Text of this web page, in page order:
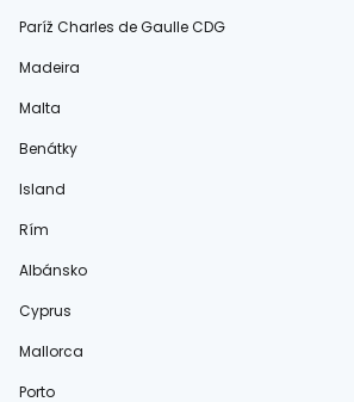
Paríž Charles de Gaulle CDG
Madeira
Malta
Benátky
Island
Rím
Albánsko
Cyprus
Mallorca
Porto